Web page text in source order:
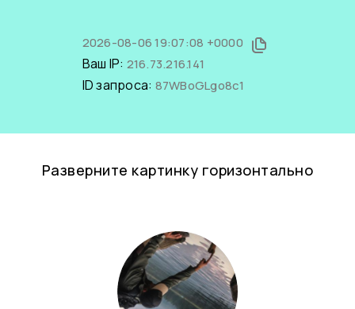
2026-08-06 19:07:08 +0000
Ваш IP: 216.73.216.141
ID запроса: 87WBoGLgo8c1
Разверните картинку горизонтально